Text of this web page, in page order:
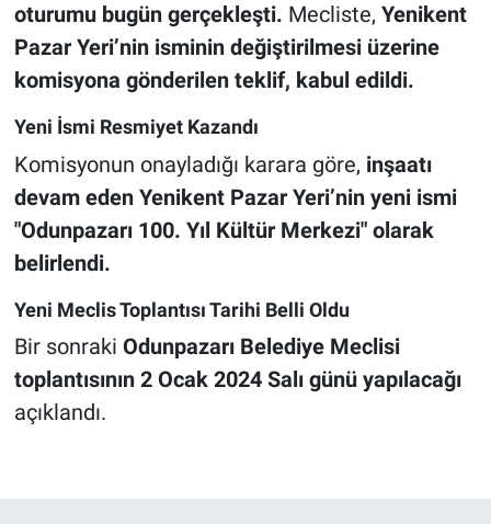
oturumu bugün gerçekleşti. Mecliste, Yenikent
Pazar Yeri’nin isminin değiştirilmesi üzerine
komisyona gönderilen teklif, kabul edildi.
Yeni İsmi Resmiyet Kazandı
Komisyonun onayladığı karara göre, inşaatı
devam eden Yenikent Pazar Yeri’nin yeni ismi
"Odunpazarı 100. Yıl Kültür Merkezi" olarak
belirlendi.
Yeni Meclis Toplantısı Tarihi Belli Oldu
Bir sonraki Odunpazarı Belediye Meclisi
toplantısının 2 Ocak 2024 Salı günü yapılacağı
açıklandı.
Magazin
Bilim ve Teknoloji